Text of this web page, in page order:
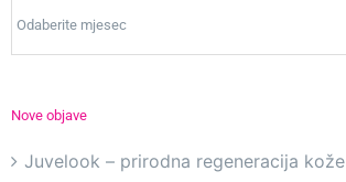
Nove objave
Juvelook – prirodna regeneracija kože